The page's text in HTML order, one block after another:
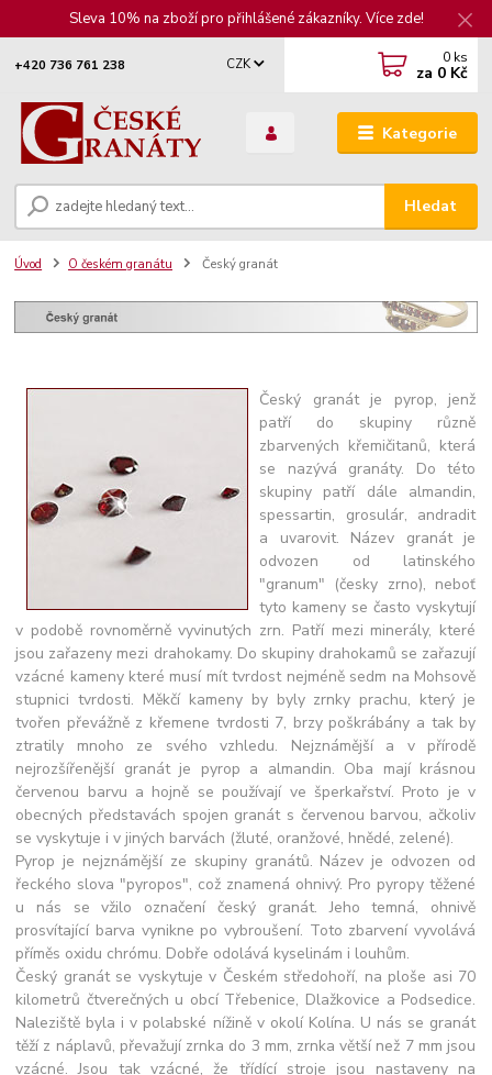
Sleva 10% na zboží pro přihlášené zákazníky. Více zde!
Kategorie
CZK
Hledat
+420 736 761 238 0 ks
za 0 Kč
Úvod O českém granátu Český granát
Český granát je pyrop, jenž
patří do skupiny různě
zbarvených křemičitanů, která
se nazývá granáty. Do této
skupiny patří dále almandin,
spessartin, grosulár, andradit
a uvarovit. Název granát je
odvozen od latinského
"granum" (česky zrno), neboť
tyto kameny se často vyskytují
v podobě rovnoměrně vyvinutých zrn. Patří mezi minerály, které
jsou zařazeny mezi drahokamy. Do skupiny drahokamů se zařazují
vzácné kameny které musí mít tvrdost nejméně sedm na Mohsově
stupnici tvrdosti. Měkčí kameny by byly zrnky prachu, který je
tvořen převážně z křemene tvrdosti 7, brzy poškrábány a tak by
ztratily mnoho ze svého vzhledu. Nejznámější a v přírodě
nejrozšířenější granát je pyrop a almandin. Oba mají krásnou
červenou barvu a hojně se používají ve šperkařství. Proto je v
obecných představách spojen granát s červenou barvou, ačkoliv
se vyskytuje i v jiných barvách (žluté, oranžové, hnědé, zelené).
Pyrop je nejznámější ze skupiny granátů. Název je odvozen od
řeckého slova "pyropos", což znamená ohnivý. Pro pyropy těžené
u nás se vžilo označení český granát. Jeho temná, ohnivě
prosvítající barva vynikne po vybroušení. Toto zbarvení vyvolává
příměs oxidu chrómu. Dobře odolává kyselinám i louhům.
Český granát se vyskytuje v Českém středohoří, na ploše asi 70
kilometrů čtverečných u obcí Třebenice, Dlažkovice a Podsedice.
Naleziště byla i v polabské nížině v okolí Kolína. U nás se granát
těží z náplavů, převažují zrnka do 3 mm, zrnka větší než 7 mm jsou
vzácné. Jsou tak vzácné, že třídící stroje jsou nastaveny na